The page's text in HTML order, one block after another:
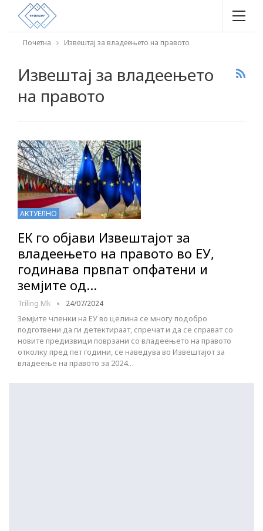
Почетна Извештај за владеењето на правото
Извештај за владеењето
на правото
АКТУЕЛНО
ЕК го објави Извештајот за
владеењето на правото во ЕУ,
годинава првпат опфатени и
земјите од…
Triling Mk 24/07/2024
Земјите членки на ЕУ во целина се многу подобро
подготвени да ги детектираат, спречат и да се справат со
новите предизвици поврзани со владеењето на правото
отколку пред пет години, се наведува во Извештајот за
владеење на правото за 2024…